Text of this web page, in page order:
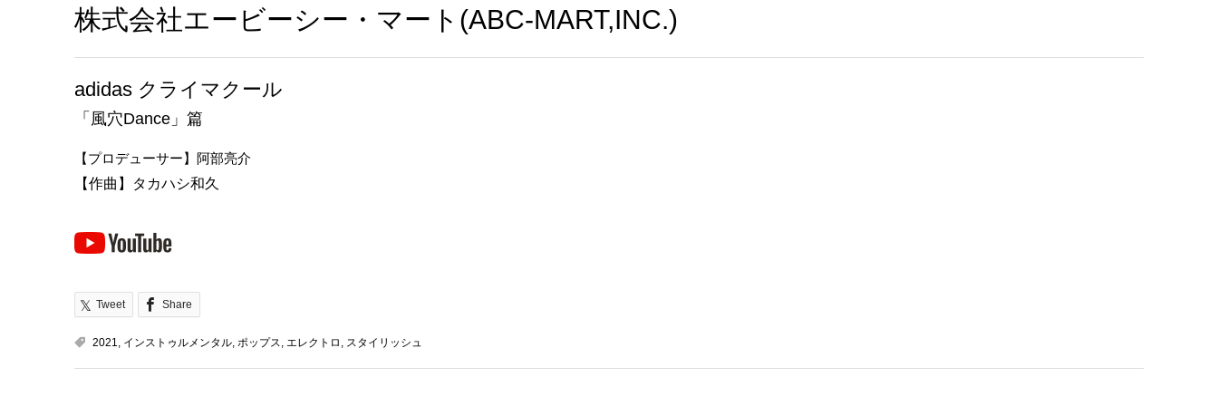
株式会社エービーシー・マート(ABC-MART,INC.)
adidas クライマクール
「風穴Dance」篇
【プロデューサー】阿部亮介
【作曲】タカハシ和久
Tweet Share
2021 インストゥルメンタル ポップス エレクトロ スタイリッシュ